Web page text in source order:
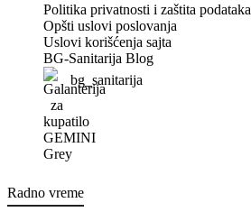
Politika privatnosti i zaštita podataka
Opšti uslovi poslovanja
Uslovi korišćenja sajta
BG-Sanitarija Blog
bg_sanitarija
Radno vreme